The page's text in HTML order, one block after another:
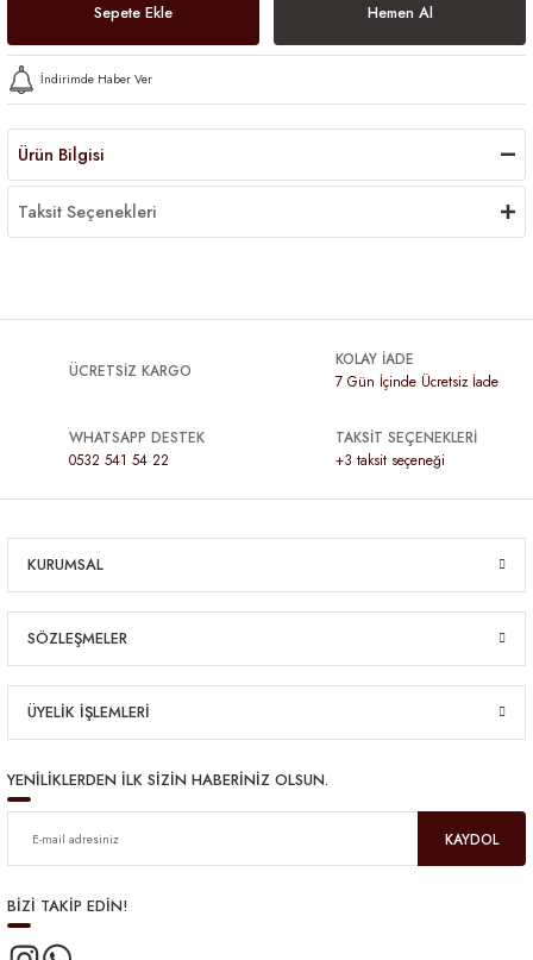
Sepete Ekle Hemen Al
İndirimde Haber Ver
Ürün Bilgisi
Taksit Seçenekleri
ÜCRETSİZ KARGO
KOLAY İADE
7 Gün İçinde Ücretsiz İade
WHATSAPP DESTEK
0532 541 54 22
TAKSİT SEÇENEKLERİ
+3 taksit seçeneği
KURUMSAL
SÖZLEŞMELER
ÜYELİK İŞLEMLERİ
YENİLİKLERDEN İLK SİZİN HABERİNİZ OLSUN.
KAYDOL
BİZİ TAKİP EDİN!